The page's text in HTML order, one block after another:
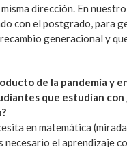
dirección. En
con el postgrado, para
generacional y
de la pandemia y
que estudian con
en matemática
el aprendizaje